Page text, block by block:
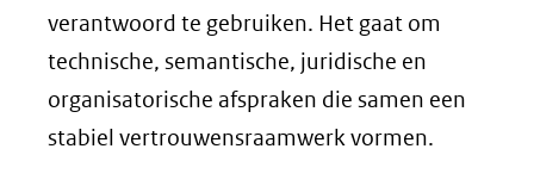
verantwoord te gebruiken. Het gaat om
technische, semantische, juridische en
organisatorische afspraken die samen een
stabiel vertrouwensraamwerk vormen.